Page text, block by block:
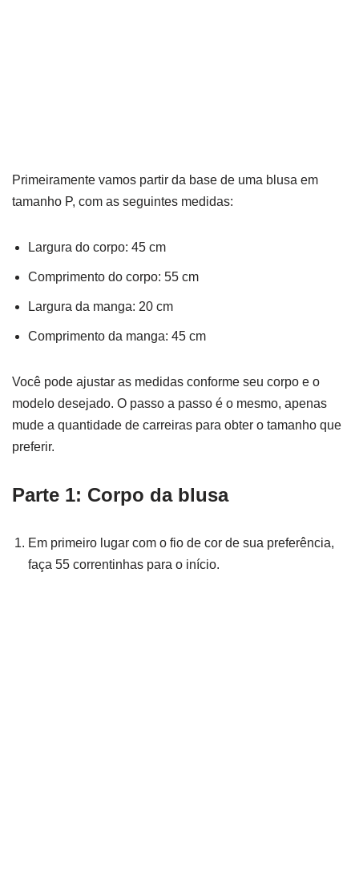
Primeiramente vamos partir da base de uma blusa em
tamanho P, com as seguintes medidas:
Largura do corpo: 45 cm
Comprimento do corpo: 55 cm
Largura da manga: 20 cm
Comprimento da manga: 45 cm
Você pode ajustar as medidas conforme seu corpo e o
modelo desejado. O passo a passo é o mesmo, apenas
mude a quantidade de carreiras para obter o tamanho que
preferir.
Parte 1: Corpo da blusa
Em primeiro lugar com o fio de cor de sua preferência,
faça 55 correntinhas para o início.